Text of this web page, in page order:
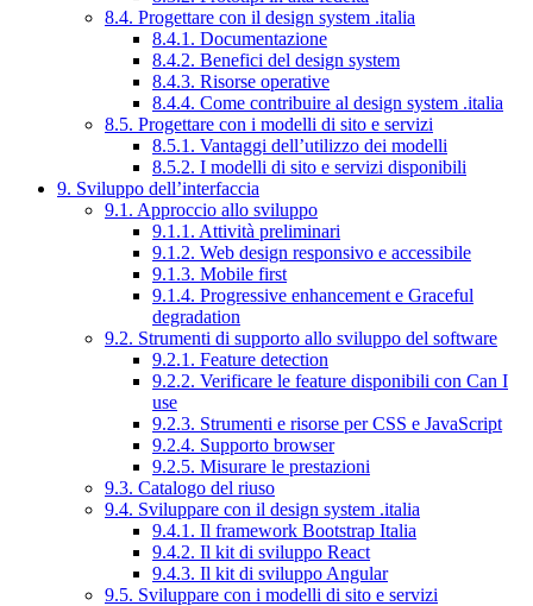
8.4. Progettare con il design system .italia
8.4.1. Documentazione
8.4.2. Benefici del design system
8.4.3. Risorse operative
8.4.4. Come contribuire al design system .italia
8.5. Progettare con i modelli di sito e servizi
8.5.1. Vantaggi dell’utilizzo dei modelli
8.5.2. I modelli di sito e servizi disponibili
9. Sviluppo dell’interfaccia
9.1. Approccio allo sviluppo
9.1.1. Attività preliminari
9.1.2. Web design responsivo e accessibile
9.1.3. Mobile first
9.1.4. Progressive enhancement e Graceful
degradation
9.2. Strumenti di supporto allo sviluppo del software
9.2.1. Feature detection
9.2.2. Verificare le feature disponibili con Can I
use
9.2.3. Strumenti e risorse per CSS e JavaScript
9.2.4. Supporto browser
9.2.5. Misurare le prestazioni
9.3. Catalogo del riuso
9.4. Sviluppare con il design system .italia
9.4.1. Il framework Bootstrap Italia
9.4.2. Il kit di sviluppo React
9.4.3. Il kit di sviluppo Angular
9.5. Sviluppare con i modelli di sito e servizi